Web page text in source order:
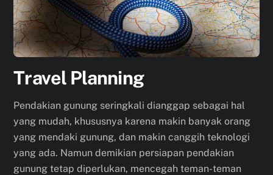
Travel Planning
Pendakian gunung seringkali dianggap sebagai hal
yang mudah, khususnya karena makin banyak orang
yang mendaki gunung, dan makin canggih teknologi
yang ada. Namun demikian persiapan pendakian
gunung tetap diperlukan, mencegah teman-teman